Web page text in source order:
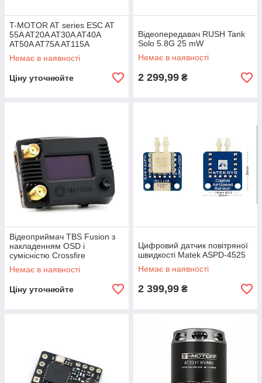
T-MOTOR AT series ESC AT
55A AT20A AT30A AT40A
AT50A AT75A AT115A
Немає в наявності
Ціну уточнюйте
Відеопередавач RUSH Tank
Solo 5.8G 25 mW
Немає в наявності
2 299,99 ₴
Відеоприймач TBS Fusion з
накладенням OSD і
сумісністю Crossfire
Немає в наявності
Ціну уточнюйте
Цифровий датчик повітряної
швидкості Matek ASPD-4525
Немає в наявності
2 399,99 ₴